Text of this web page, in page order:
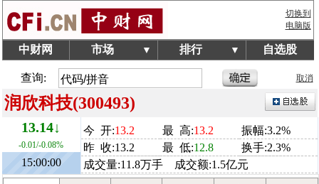
切换到
电脑版
中财网 市场 ▼ 排行 ▼ 自选股
查询: 取消
润欣科技(300493)
13.14↓
-0.01/-0.08%
15:00:00
今 开:13.2 最 高:13.2
振幅:3.2%
昨 收:13.2
最 低:12.8
换手:2.3%
成交量:11.8万手 成交额:1.5亿元